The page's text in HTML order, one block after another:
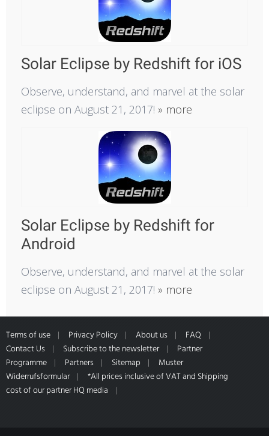
Solar Eclipse by Redshift for iOS
Observe, understand, and marvel at the solar
eclipse on August 21, 2017! » more
Solar Eclipse by Redshift for
Android
Observe, understand, and marvel at the solar
eclipse on August 21, 2017! » more
Terms of use Privacy Policy About us
FAQ
Contact Us
Subscribe to the newsletter
Partner
Programme
Partners Sitemap
Muster
Widerrufsformular
*All prices inclusive of VAT and Shipping
cost of our partner HQ media